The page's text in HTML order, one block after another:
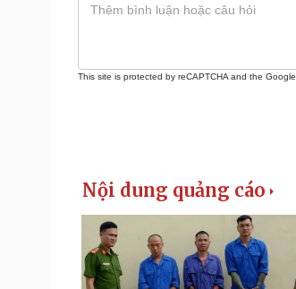
This site is protected by reCAPTCHA and the Google